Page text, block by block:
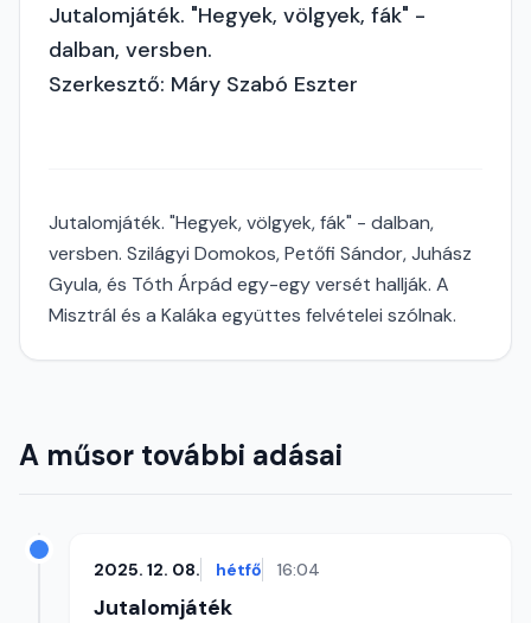
Jutalomjáték. "Hegyek, völgyek, fák" -
dalban, versben.
Szerkesztő: Máry Szabó Eszter
Jutalomjáték. "Hegyek, völgyek, fák" - dalban,
versben. Szilágyi Domokos, Petőfi Sándor, Juhász
Gyula, és Tóth Árpád egy-egy versét hallják. A
Misztrál és a Kaláka együttes felvételei szólnak.
A műsor további adásai
2025. 12. 08. hétfő 16:04
Jutalomjáték